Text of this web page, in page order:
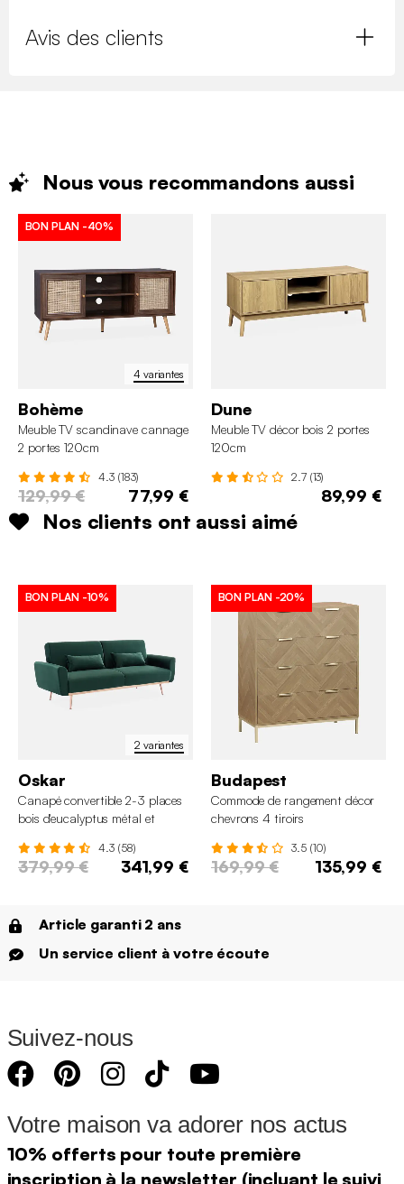
Avis des clients
Nous vous recommandons aussi
4 variantes
BON PLAN -40%
Bohème
Meuble TV scandinave cannage
2 portes 120cm
4.3 (183)
129,99 € 77,99 €
Dune
Meuble TV décor bois 2 portes
120cm
2.7 (13)
89,99 €
Nos clients ont aussi aimé
2 variantes
BON PLAN -10%
Oskar
Canapé convertible 2-3 places
bois d'eucalyptus métal et
4.3 (58)
379,99 € 341,99 €
BON PLAN -20%
Budapest
Commode de rangement décor
chevrons 4 tiroirs
3.5 (10)
169,99 € 135,99 €
Article garanti 2 ans
Un service client à votre écoute
Suivez-nous
Votre maison va adorer nos actus
10% offerts pour toute première
inscription à la newsletter (incluant le suivi